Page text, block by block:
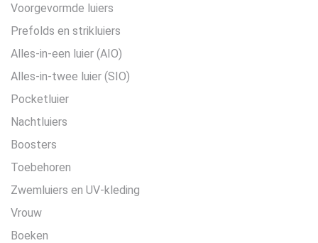
Voorgevormde luiers
Prefolds en strikluiers
Alles-in-een luier (AIO)
Alles-in-twee luier (SIO)
Pocketluier
Nachtluiers
Boosters
Toebehoren
Zwemluiers en UV-kleding
Vrouw
Boeken